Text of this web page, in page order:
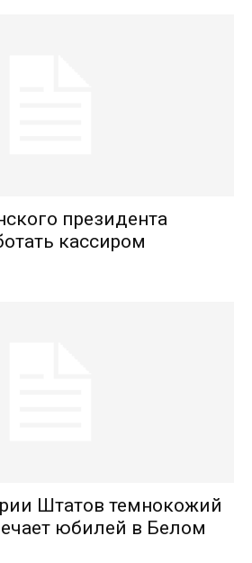
президента
кассиром
Штатов темнокожий
юбилей в Белом